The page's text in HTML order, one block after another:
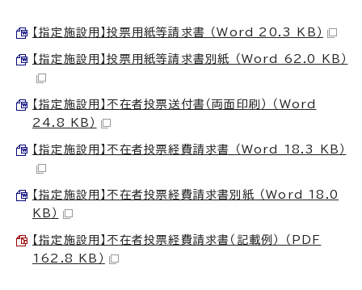
【指定施設用】投票用紙等請求書 （Word 20.3 KB）
【指定施設用】投票用紙等請求書別紙 （Word 62.0 KB）
【指定施設用】不在者投票送付書（両面印刷） （Word
24.8 KB）
【指定施設用】不在者投票経費請求書 （Word 18.3 KB）
【指定施設用】不在者投票経費請求書別紙 （Word 18.0
KB）
【指定施設用】不在者投票経費請求書（記載例） （PDF
162.8 KB）